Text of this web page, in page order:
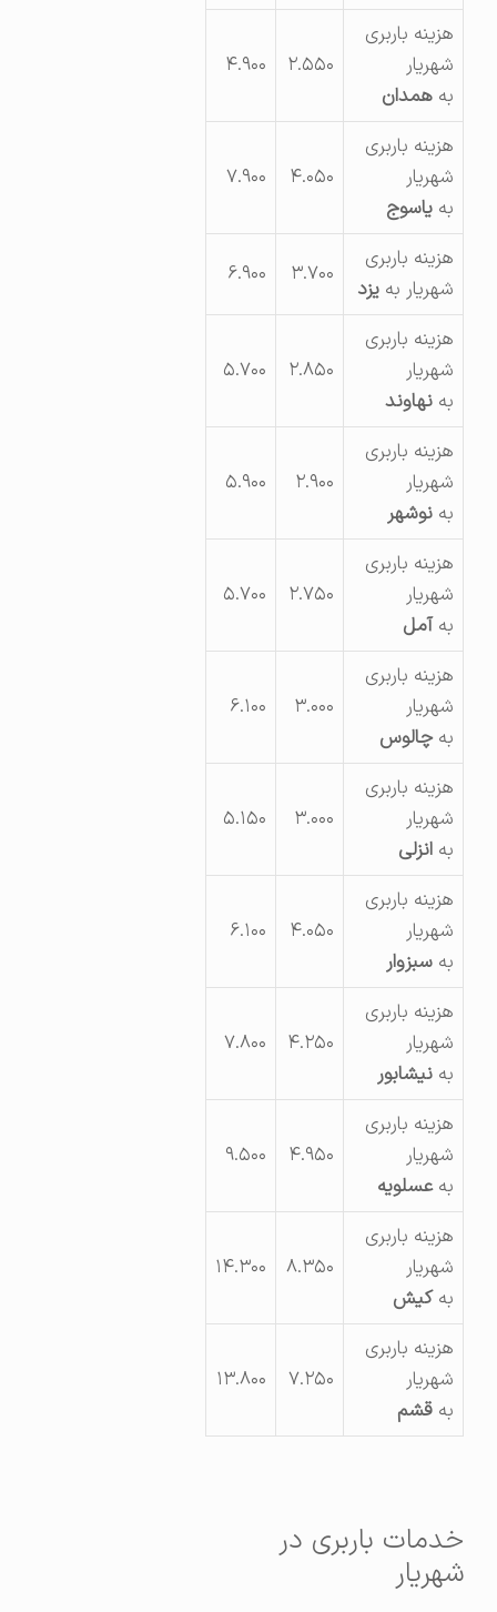
هزینه باربری
شهریار
همدان
۲.۵۵۰ ۴.۹۰۰
هزینه باربری
شهریار
یاسوج
۴.۰۵۰ ۷.۹۰۰
هزینه باربری
شهریار بهیزد
۳.۷۰۰ ۶.۹۰۰
هزینه باربری
شهریار
نهاوند
۲.۸۵۰ ۵.۷۰۰
هزینه باربری
شهریار
نوشهر
۲.۹۰۰ ۵.۹۰۰
هزینه باربری
شهریار
آمل
۲.۷۵۰ ۵.۷۰۰
هزینه باربری
شهریار
چالوس
۳.۰۰۰ ۶.۱۰۰
هزینه باربری
شهریار
انزلی
۳.۰۰۰ ۵.۱۵۰
هزینه باربری
شهریار
سبزوار
۴.۰۵۰ ۶.۱۰۰
هزینه باربری
شهریار
نیشابور
۴.۲۵۰ ۷.۸۰۰
هزینه باربری
شهریار
عسلویه
۴.۹۵۰ ۹.۵۰۰
هزینه باربری
شهریار
کیش
۸.۳۵۰ ۱۴.۳۰۰
هزینه باربری
شهریار
قشم
۷.۲۵۰ ۱۳.۸۰۰
خدمات باربری در
شهریار